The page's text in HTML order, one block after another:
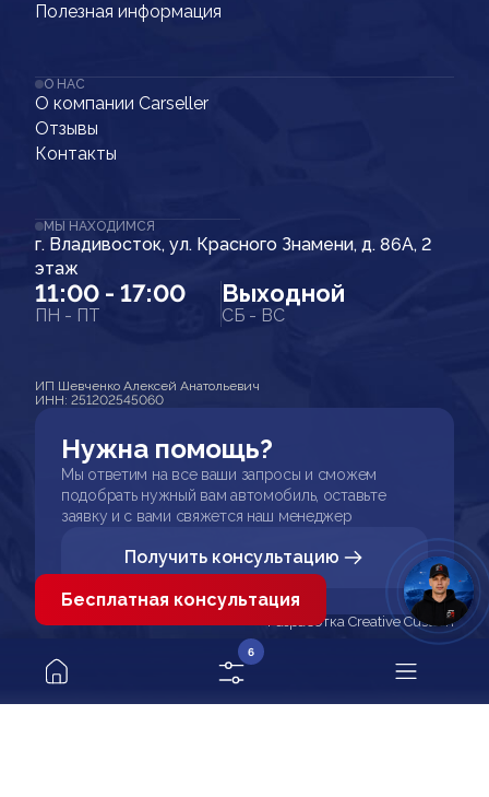
Полезная информация
О НАС
О компании Carseller
Отзывы
Контакты
МЫ НАХОДИМСЯ
г. Владивосток, ул. Красного Знамени, д. 86А, 2
этаж
11:00 - 17:00
ПН - ПТ
Выходной
СБ - ВС
ИП Шевченко Алексей Анатольевич
ИНН: 251202545060
Нужна помощь?
Мы ответим на все ваши запросы и сможем
подобрать нужный вам автомобиль, оставьте
заявку и с вами свяжется наш менеджер
Получить консультацию
Разработка Creative Custom
6
Бесплатная консультация